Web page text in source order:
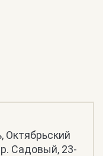
Октябрьский
Садовый, 23-